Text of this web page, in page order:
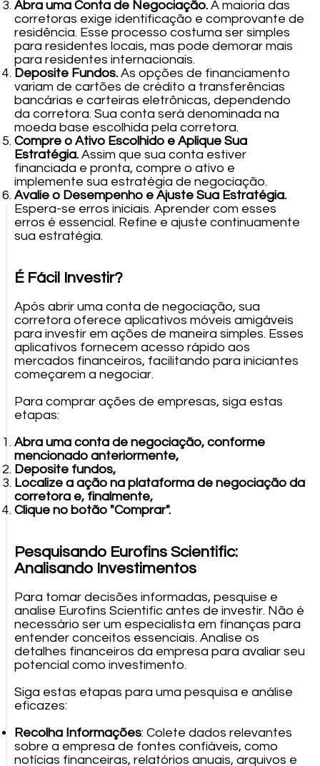
Abra uma Conta de Negociação.A maioria das
corretoras exige identificação e comprovante de
residência. Esse processo costuma ser simples
para residentes locais, mas pode demorar mais
para residentes internacionais.
Deposite Fundos.As opções de financiamento
variam de cartões de crédito a transferências
bancárias e carteiras eletrônicas, dependendo
da corretora. Sua conta será denominada na
moeda base escolhida pela corretora.
Compre o Ativo Escolhido e Aplique Sua
Estratégia.Assim que sua conta estiver
financiada e pronta, compre o ativo e
implemente sua estratégia de negociação.
Avalie o Desempenho e Ajuste Sua Estratégia.
Espera-se erros iniciais. Aprender com esses
erros é essencial. Refine e ajuste continuamente
sua estratégia.
É Fácil Investir?
Após abrir uma conta de negociação, sua
corretora oferece aplicativos móveis amigáveis
para investir em ações de maneira simples. Esses
aplicativos fornecem acesso rápido aos
mercados financeiros, facilitando para iniciantes
começarem a negociar.
Para comprar ações de empresas, siga estas
etapas:
Abra uma conta de negociação, conforme
mencionado anteriormente,
Deposite fundos,
Localize a ação na plataforma de negociação da
corretora e, finalmente,
Clique no botão "Comprar".
Pesquisando Eurofins Scientific:
Analisando Investimentos
Para tomar decisões informadas, pesquise e
analise Eurofins Scientific antes de investir. Não é
necessário ser um especialista em finanças para
entender conceitos essenciais. Analise os
detalhes financeiros da empresa para avaliar seu
potencial como investimento.
Siga estas etapas para uma pesquisa e análise
eficazes:
Recolha Informações: Colete dados relevantes
sobre a empresa de fontes confiáveis, como
notícias financeiras, relatórios anuais, arquivos e